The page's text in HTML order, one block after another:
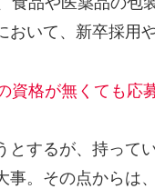
いて、新卒採用
資格が無くても応
とするが、持って
。その点からは